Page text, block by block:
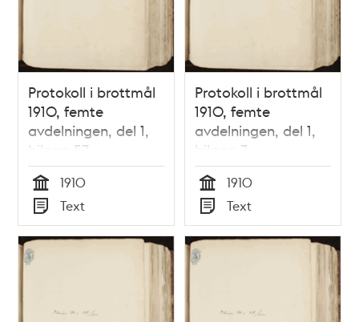
Protokoll i brottmål
1910, femte
avdelningen, del 1,
bilaga 57
Tid
1910
Typ
Text
Protokoll i brottmål
1910, femte
avdelningen, del 1,
bilaga 7
Tid
1910
Typ
Text